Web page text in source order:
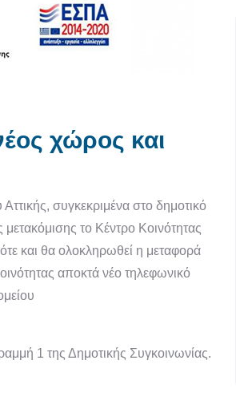
χώρος και
συγκεκριμένα στο δημοτικό
το Κέντρο Κοινότητας
και θα ολοκληρωθεί η μεταφορά
αποκτά νέο τηλεφωνικό
1 της Δημοτικής Συγκοινωνίας.